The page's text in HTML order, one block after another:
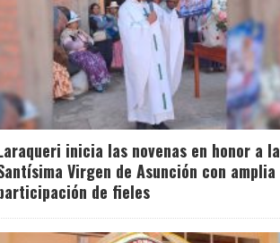
inicia las novenas en honor a la
Virgen de Asunción con amplia
de fieles